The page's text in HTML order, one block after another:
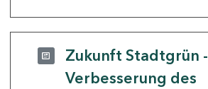
Zukunft Stadtgrün -
Verbesserung des